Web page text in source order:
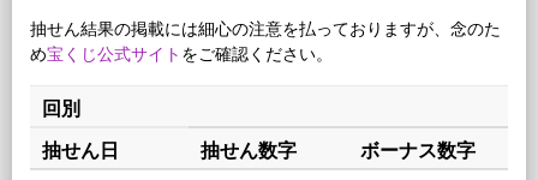
抽せん結果の掲載には細心の注意を払っておりますが、念のた
め宝くじ公式サイト をご確認ください。
回別
抽せん日
抽せん数字
ボーナス数字